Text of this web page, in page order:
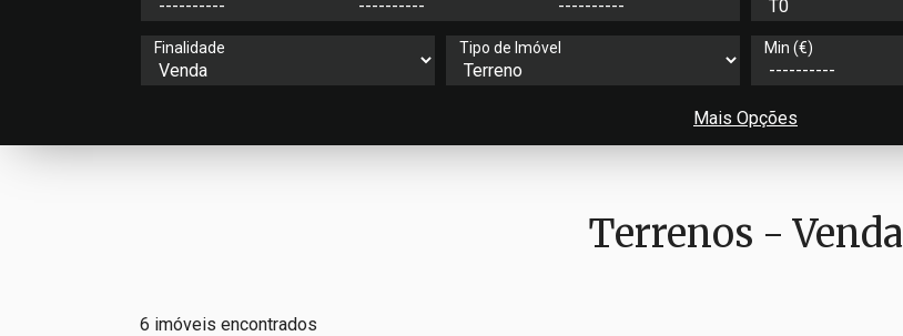
Finalidade Tipo de Imóvel Min (€)
Mais Opções
Terrenos - Venda
6 imóveis encontrados